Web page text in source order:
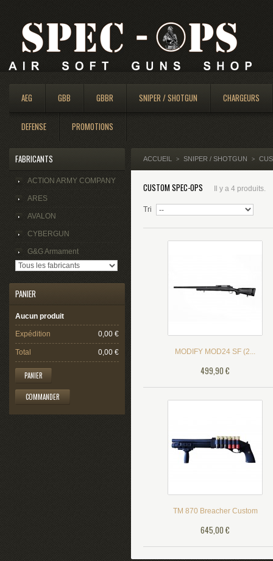
AEG GBB GBBR SNIPER / SHOTGUN CHARGEURS
DEFENSE PROMOTIONS
FABRICANTS
ACTION ARMY COMPANY
ARES
AVALON
CYBERGUN
G&G Armament
PANIER
Aucun produit
Expédition 0,00 €
Total 0,00 €
PANIER
COMMANDER
ACCUEIL > SNIPER / SHOTGUN >
CUSTOM SPEC-OPS Il y a 4 produits.
Tri
MODIFY MOD24 SF (2...
499,90 €
TM 870 Breacher Custom
645,00 €